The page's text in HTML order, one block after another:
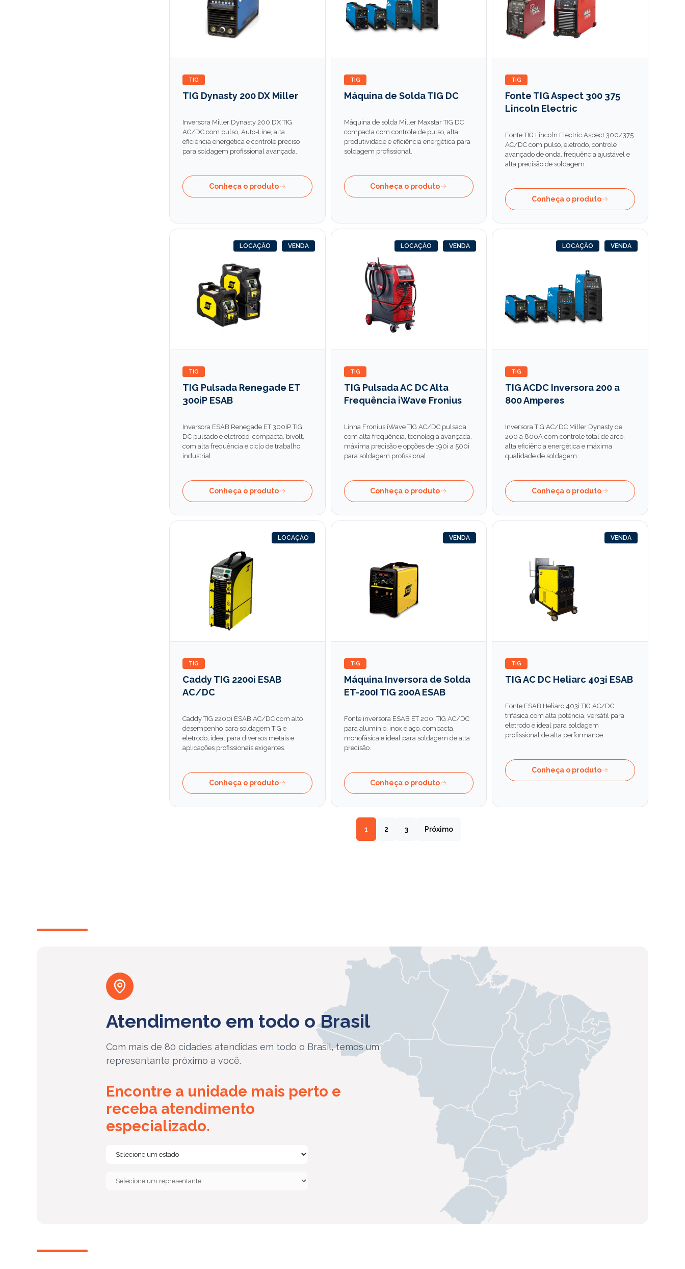
TIG
TIG Dynasty 200 DX Miller
Inversora Miller Dynasty 200 DX TIG
AC/DC com pulso, Auto-Line, alta
eficiência energética e controle preciso
para soldagem profissional avançada.
Conheça o produto
TIG
Máquina de Solda TIG DC
Máquina de solda Miller Maxstar TIG DC
compacta com controle de pulso, alta
produtividade e eficiência energética para
soldagem profissional.
Conheça o produto
TIG
Fonte TIG Aspect 300 375
Lincoln Electric
Fonte TIG Lincoln Electric Aspect 300/375
AC/DC com pulso, eletrodo, controle
avançado de onda, frequência ajustável e
alta precisão de soldagem.
Conheça o produto
LOCAÇÃO VENDA
TIG
TIG Pulsada Renegade ET
300iP ESAB
Inversora ESAB Renegade ET 300iP TIG
DC pulsado e eletrodo, compacta, bivolt,
com alta frequência e ciclo de trabalho
industrial.
Conheça o produto
LOCAÇÃO VENDA
TIG
TIG Pulsada AC DC Alta
Frequência iWave Fronius
Linha Fronius iWave TIG AC/DC pulsada
com alta frequência, tecnologia avançada,
máxima precisão e opções de 190i a 500i
para soldagem profissional.
Conheça o produto
LOCAÇÃO VENDA
TIG
TIG ACDC Inversora 200 a
800 Amperes
Inversora TIG AC/DC Miller Dynasty de
200 a 800A com controle total de arco,
alta eficiência energética e máxima
qualidade de soldagem.
Conheça o produto
LOCAÇÃO
TIG
Caddy TIG 2200i ESAB
AC/DC
Caddy TIG 2200i ESAB AC/DC com alto
desempenho para soldagem TIG e
eletrodo, ideal para diversos metais e
aplicações profissionais exigentes.
Conheça o produto
VENDA
TIG
Máquina Inversora de Solda
ET-200I TIG 200A ESAB
Fonte inversora ESAB ET 200i TIG AC/DC
para alumínio, inox e aço, compacta,
monofásica e ideal para soldagem de alta
precisão.
Conheça o produto
VENDA
TIG
TIG AC DC Heliarc 403i ESAB
Fonte ESAB Heliarc 403i TIG AC/DC
trifásica com alta potência, versátil para
eletrodo e ideal para soldagem
profissional de alta performance.
Conheça o produto
1 2 3 Próximo
Atendimento em todo o Brasil
Com mais de 80 cidades atendidas em todo o Brasil, temos um
representante próximo a você.
Encontre a unidade mais perto e
receba atendimento
especializado.